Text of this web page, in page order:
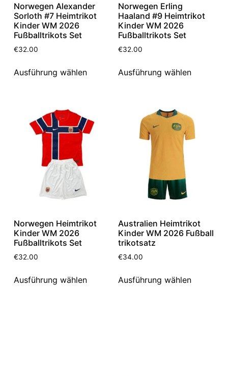
Norwegen Alexander
Sorloth #7 Heimtrikot
Kinder WM 2026
Fußballtrikots Set
€32.00
Ausführung wählen
Norwegen Erling
Haaland #9 Heimtrikot
Kinder WM 2026
Fußballtrikots Set
€32.00
Ausführung wählen
Norwegen Heimtrikot
Kinder WM 2026
Fußballtrikots Set
€32.00
Ausführung wählen
Australien Heimtrikot
Kinder WM 2026 Fußball
trikotsatz
€34.00
Ausführung wählen